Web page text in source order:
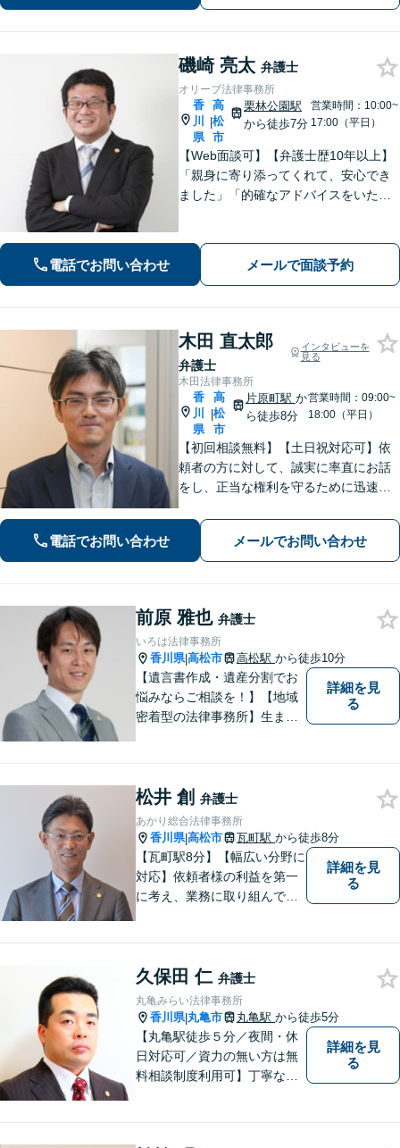
磯崎 亮太 弁護士
オリーブ法律事務所
香
川
県
|
高
松
市
栗林公園駅
から徒歩7分
営業時間：10:00~
17:00（平日）
【Web面談可】【弁護士歴10年以上】
「親身に寄り添ってくれて、安心でき
ました」「的確なアドバイスをいただ
い、解決の方針を考えてまいります
【栗林公園駅7分／駐車場あり】
電話でお問い合わせ メールで面談予約
木田 直太郎
弁護士
インタビューを
見る
木田法律事務所
香
川
県
|
高
松
市
片原町駅 か
ら徒歩8分
営業時間：09:00~
18:00（平日）
【初回相談無料】【土日祝対応可】依
頼者の方に対して、誠実に率直にお話
をし、正当な権利を守るために迅速に
テラン弁護士のノウハウと、若手弁護
士のフットワークで、依頼者の方の多
様なニーズに応えます。
電話でお問い合わせ メールでお問い合わせ
前原 雅也 弁護士
いろは法律事務所
香川県|高松市 高松駅 から徒歩10分
【遺言書作成・遺産分割でお
悩みならご相談を！】【地域
密着型の法律事務所】生まれ
に取り組んでいます。相談・
依頼しやすい環境づくりを徹
底しています！【ZOOM面談
対応可】
詳細を見
る
松井 創 弁護士
あかり総合法律事務所
香川県|高松市 瓦町駅 から徒歩8分
【瓦町駅8分】【幅広い分野に
対応】依頼者様の利益を第一
に考え、業務に取り組んでお
事件・交通事故・不動産問題
など幅広く対応。即日対応も
可能。まずはお気軽にご相談
ください。
詳細を見
る
久保田 仁 弁護士
丸亀みらい法律事務所
香川県|丸亀市 丸亀駅 から徒歩5分
【丸亀駅徒歩５分／夜間・休
日対応可／資力の無い方は無
料相談制度利用可】丁寧な対
詳細を見
る